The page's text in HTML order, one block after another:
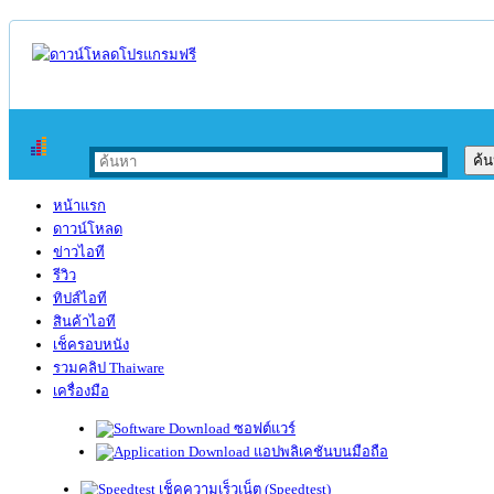
หน้าแรก
ดาวน์โหลด
ข่าวไอที
รีวิว
ทิปส์ไอที
สินค้าไอที
เช็ครอบหนัง
รวมคลิป Thaiware
เครื่องมือ
ซอฟต์แวร์
แอปพลิเคชันบนมือถือ
เช็คความเร็วเน็ต (Speedtest)